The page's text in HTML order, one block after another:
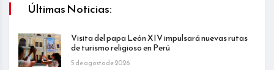
Últimas Noticias:
Visita del papa León XIV impulsará nuevas rutas
de turismo religioso en Perú
5 de agosto de 2026